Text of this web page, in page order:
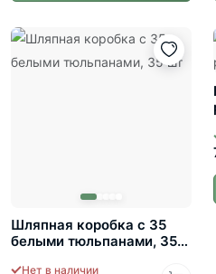
Шляпная коробка с 35
белыми тюльпанами, 35
Нет в наличии